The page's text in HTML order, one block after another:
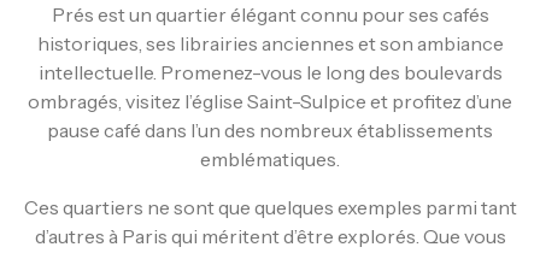
Prés est un quartier élégant connu pour ses cafés
historiques, ses librairies anciennes et son ambiance
intellectuelle. Promenez-vous le long des boulevards
ombragés, visitez l’église Saint-Sulpice et profitez d’une
pause café dans l’un des nombreux établissements
emblématiques.
Ces quartiers ne sont que quelques exemples parmi tant
d’autres à Paris qui méritent d’être explorés. Que vous